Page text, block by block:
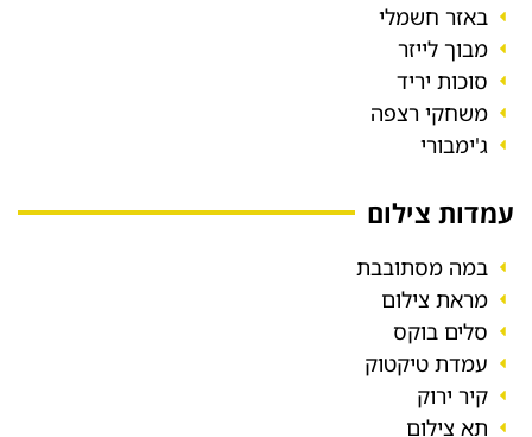
באזר חשמלי
מבוך לייזר
סוכות יריד
משחקי רצפה
ג'ימבורי
עמדות צילום
במה מסתובבת
מראת צילום
סלים בוקס
עמדת טיקטוק
קיר ירוק
תא צילום